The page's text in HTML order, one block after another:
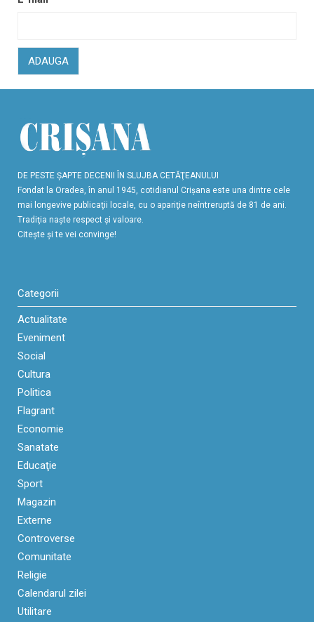
ADAUGA
DE PESTE ŞAPTE DECENII ÎN SLUJBA CETĂŢEANULUI
Fondat la Oradea, în anul 1945, cotidianul Crişana este una dintre cele
mai longevive publicaţii locale, cu o apariţie neîntreruptă de 81 de ani.
Tradiţia naşte respect şi valoare.
Citeşte şi te vei convinge!
Categorii
Actualitate
Eveniment
Social
Cultura
Politica
Flagrant
Economie
Sanatate
Educaţie
Sport
Magazin
Externe
Controverse
Comunitate
Religie
Calendarul zilei
Utilitare